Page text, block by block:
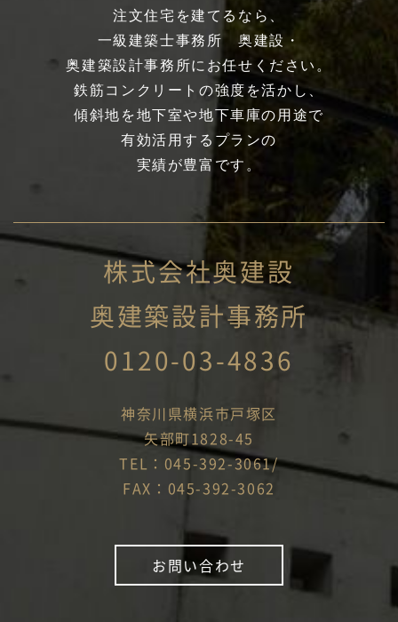
注文住宅を建てるなら、
一級建築士事務所 奥建設・
奥建築設計事務所にお任せください。
鉄筋コンクリートの強度を活かし、
傾斜地を地下室や地下車庫の用途で
有効活用するプランの
実績が豊富です。
株式会社奥建設
奥建築設計事務所
0120-03-4836
神奈川県横浜市戸塚区
矢部町1828-45
TEL：045-392-3061/
FAX：045-392-3062
お問い合わせ